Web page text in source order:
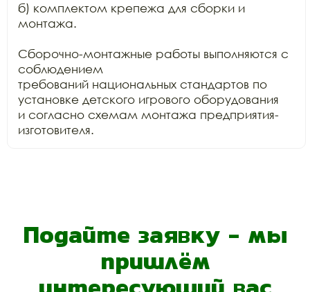
б) комплектом крепежа для сборки и
монтажа.
Сборочно-монтажные работы выполняются с
соблюдением
требований национальных стандартов по
установке детского игрового оборудования
и согласно схемам монтажа предприятия-
изготовителя.
Подайте заявку - мы
пришлём